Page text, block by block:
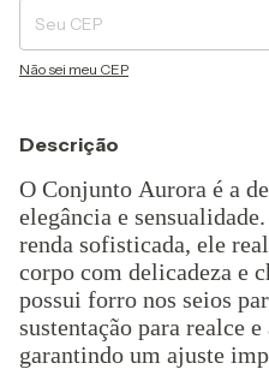
Não sei meu CEP
Descrição
O Conjunto Aurora é a
elegância e
renda sofisticada, ele
corpo com delicadeza e
possui forro nos seios
sustentação para realce
garantindo um ajuste